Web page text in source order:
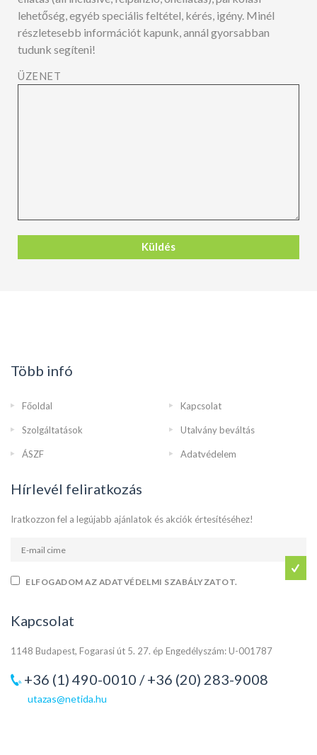
lehetőség, egyéb speciális feltétel, kérés, igény. Minél
részletesebb információt kapunk, annál gyorsabban
tudunk segíteni!
ÜZENET
Több infó
Főoldal Kapcsolat
Szolgáltatások Utalvány beváltás
ÁSZF Adatvédelem
Hírlevél feliratkozás
Iratkozzon fel a legújabb ajánlatok és akciók értesítéséhez!
ELFOGADOM AZ ADATVÉDELMI SZABÁLYZATOT.
Kapcsolat
1148 Budapest, Fogarasi út 5. 27. ép Engedélyszám: U-001787
+36 (1) 490-0010 / +36 (20) 283-9008
utazas@netida.hu